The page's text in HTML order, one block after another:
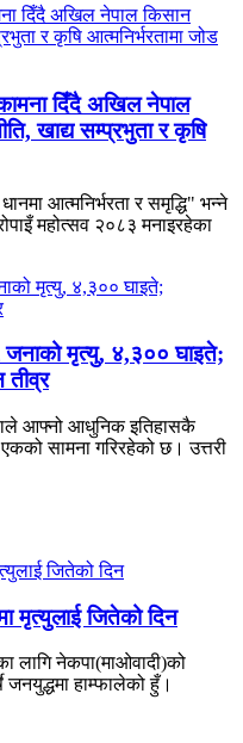
दिँदै अखिल नेपाल
खाद्य सम्प्रभुता र कृषि
आत्मनिर्भरता र समृद्धि" भन्ने
महोत्सव २०८३ मनाइरहेका
जनाको मृत्यु, ४,३०० घाइते;
तीव्र
आफ्नो आधुनिक इतिहासकै
सामना गरिरहेको छ। उत्तरी
मृत्युलाई जितेको दिन
लागि नेकपा(माओवादी)को
जनयुद्धमा हाम्फालेको हुँ।